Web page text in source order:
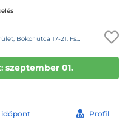
Bokor utca 17-21. Fszt.
szeptember 01.
időpont Profil